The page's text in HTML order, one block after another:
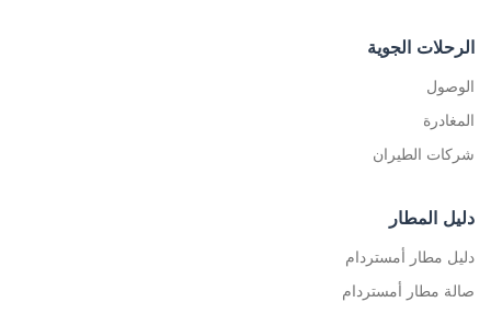
الرحلات الجوية
الوصول
المغادرة
شركات الطيران
دليل المطار
دليل مطار أمستردام
صالة مطار أمستردام